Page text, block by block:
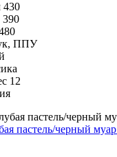
430
390
ППУ
12
пастель/черный муар